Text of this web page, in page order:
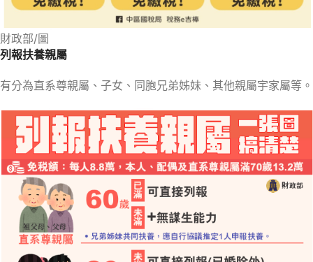
財政部/圖
列報扶養親屬
有分為直系尊親屬、子女、同胞兄弟姊妹、其他親屬宇家屬等。